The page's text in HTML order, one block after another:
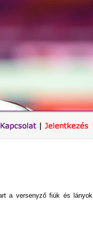
a versenyző fiúk és lányok